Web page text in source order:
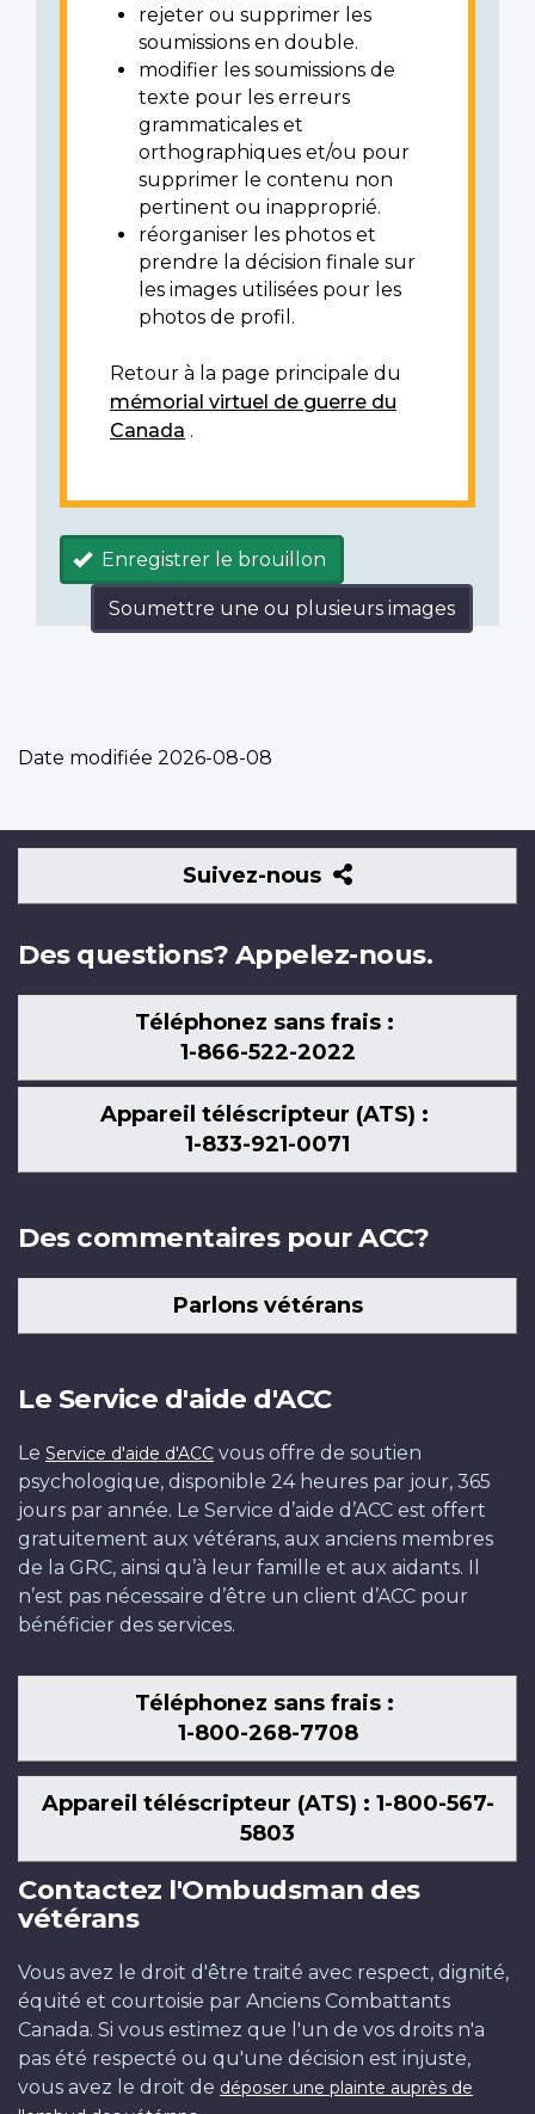
rejeter ou supprimer les
soumissions en double.
modifier les soumissions de
texte pour les erreurs
grammaticales et
orthographiques et/ou pour
supprimer le contenu non
pertinent ou inapproprié.
réorganiser les photos et
prendre la décision finale sur
les images utilisées pour les
photos de profil.
Retour à la page principale du
mémorial virtuel de guerre du
Canada .
Enregistrer le brouillon
Soumettre une ou plusieurs images
Date modifiée 2026-08-08
Suivez-nous
Suivez-
nous
Des questions? Appelez-nous.
Téléphonez sans frais :
1-866-522-2022
Appareil téléscripteur (ATS) :
1-833-921-0071
Des commentaires pour ACC?
Parlons vétérans
Le Service d'aide d'ACC
Le Service d'aide d'ACC vous offre de soutien
psychologique, disponible 24 heures par jour, 365
jours par année. Le Service d’aide d’ACC est offert
gratuitement aux vétérans, aux anciens membres
de la GRC, ainsi qu’à leur famille et aux aidants. Il
n’est pas nécessaire d’être un client d’ACC pour
bénéficier des services.
Téléphonez sans frais :
1-800-268-7708
Appareil téléscripteur (ATS) : 1-800-567-
5803
Contactez l'Ombudsman des
vétérans
Vous avez le droit d'être traité avec respect, dignité,
équité et courtoisie par Anciens Combattants
Canada. Si vous estimez que l'un de vos droits n'a
pas été respecté ou qu'une décision est injuste,
vous avez le droit de déposer une plainte auprès de